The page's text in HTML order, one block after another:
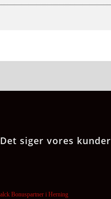
Det siger vores kunder